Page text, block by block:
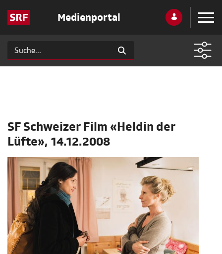
Medienportal
SF Schweizer Film «Heldin der
Lüfte», 14.12.2008